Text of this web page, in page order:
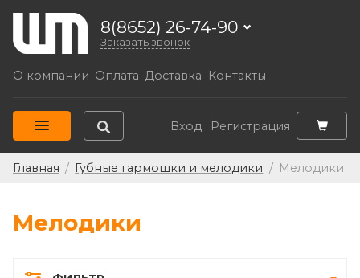
8(8652) 26-74-90
Заказать звонок
О компании Оплата Доставка Контакты
Вход Регистрация
Главная / Губные гармошки и мелодики / Мелодики
Мелодики